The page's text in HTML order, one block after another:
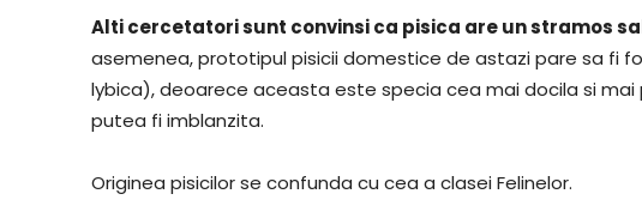
Alti cercetatori sunt convinsi ca pisica are un stramos
asemenea, prototipul pisicii domestice de astazi pare sa fi
lybica), deoarece aceasta este specia cea mai docila si
putea fi imblanzita.
Originea pisicilor se confunda cu cea a clasei Felinelor.